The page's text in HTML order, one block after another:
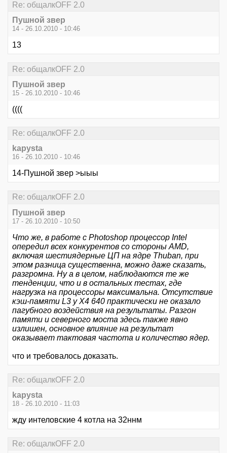
Re: общалкOFF 2.0
Пушной звер
14 - 26.10.2010 - 10:46
13
Re: общалкOFF 2.0
Пушной звер
15 - 26.10.2010 - 10:46
((((
Re: общалкOFF 2.0
kapysta
16 - 26.10.2010 - 10:46
14-Пушной звер >ыыы
Re: общалкOFF 2.0
Пушной звер
17 - 26.10.2010 - 10:50
Что же, в работе с Photoshop процессор Intel
опередил всех конкурентов со стороны AMD,
включая шестиядерные ЦП на ядре Thuban, при
этом разница существенна, можно даже сказать,
разгромна. Ну а в целом, наблюдаются те же
тенденции, что и в остальных тестах, где
нагрузка на процессоры максимальна. Отсутствие
кэш-памяти L3 у X4 640 практически не оказало
пагубного воздействия на результаты. Разгон
памяти и северного моста здесь также явно
излишен, основное влияние на результат
оказывает тактовая частота и количество ядер.
что и требовалось доказать.
Re: общалкOFF 2.0
kapysta
18 - 26.10.2010 - 11:03
жду интеловские 4 котла на 32ннм
Re: общалкOFF 2.0